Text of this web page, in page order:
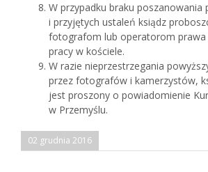
W przypadku braku poszanowania
i przyjętych ustaleń ksiądz
fotografom lub operatorom prawa
pracy w kościele.
W razie nieprzestrzegania
przez fotografów i kamerzystów,
jest proszony o powiadomienie
w Przemyślu.
02 grudnia 2016